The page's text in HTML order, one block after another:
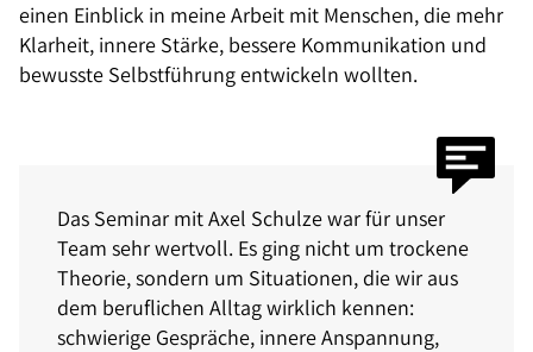
einen Einblick in meine Arbeit mit Menschen, die mehr
Klarheit, innere Stärke, bessere Kommunikation und
bewusste Selbstführung entwickeln wollten.
Das Seminar mit Axel Schulze war für unser
Team sehr wertvoll. Es ging nicht um trockene
Theorie, sondern um Situationen, die wir aus
dem beruflichen Alltag wirklich kennen:
schwierige Gespräche, innere Anspannung,